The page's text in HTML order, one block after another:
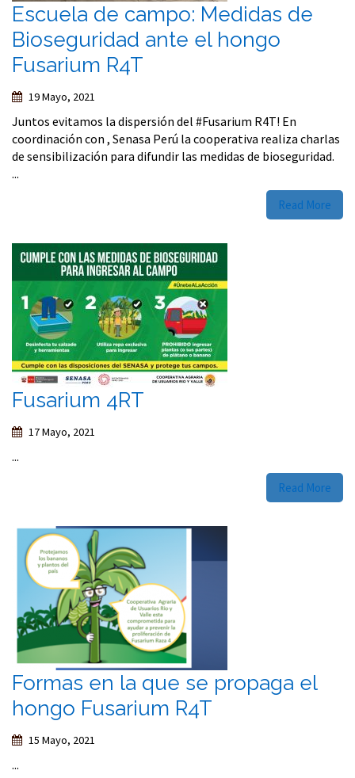
Escuela de campo: Medidas de
Bioseguridad ante el hongo
Fusarium R4T
19 Mayo, 2021
Juntos evitamos la dispersión del #Fusarium R4T! En
coordinación con , Senasa Perú la cooperativa realiza charlas
de sensibilización para difundir las medidas de bioseguridad.
...
Read More
Fusarium 4RT
17 Mayo, 2021
...
Read More
Formas en la que se propaga el
hongo Fusarium R4T
15 Mayo, 2021
...